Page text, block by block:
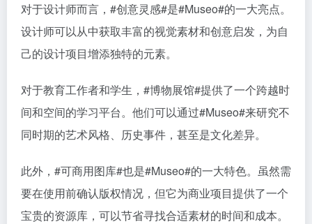
对于设计师而言， #创意灵感#是#Museo#的一大亮点。
设计师可以从中获取丰富的视觉素材和创意启发，为自
己的设计项目增添独特的元素。
对于教育工作者和学生， #博物展馆#提供了一个跨越时
间和空间的学习平台。他们可以通过#Museo#来研究不
同时期的艺术风格、历史事件，甚至是文化差异。
此外， #可商用图库#也是#Museo#的一大特色。虽然需
要在使用前确认版权情况，但它为商业项目提供了一个
宝贵的资源库，可以节省寻找合适素材的时间和成本。